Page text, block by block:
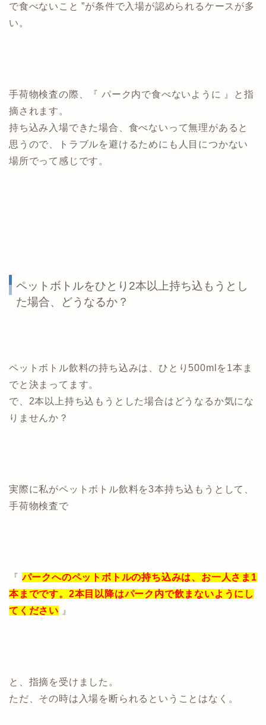
で食べないこと ”が条件で入場が認められるケースが多
い。
手荷物検査の際、『 パーク内で食べないように 』と指
摘されます。
持ち込み入場できた場合、食べないって無理があると
思うので、トラブルを避けるためにも人目につかない
場所でって感じです。
ペットボトルをひとり2本以上持ち込もうとし
た場合、どうなるか？
ペットボトル飲料の持ち込みは、ひとり500mlを1本ま
でと決まってます。
で、2本以上持ち込もうとした場合はどうなるか気にな
りませんか？
実際に私がペットボトル飲料を3本持ち込もうとして、
手荷物検査で
『パークへのペットボトルの持ち込みは、お一人さま1
本までです。2本目以降はパーク内で飲まないようにし
てください 』
と、指摘を受けました。
ただ、その時は入場を断られるということはなく。